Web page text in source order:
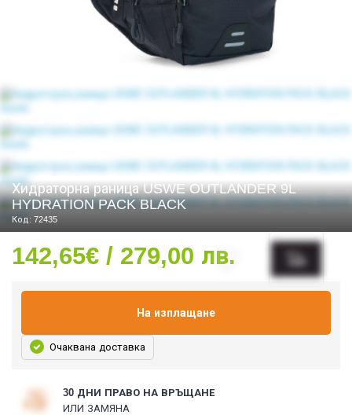
ЕКИПИРОВКА
Хидраторна раница USWE OUTLANDER 9L
HYDRATION PACK BLACK
Код: 72435
142,65€ / 279,00 лв.
На изплащане
Очаквана доставка
30 ДНИ ПРАВО НА ВРЪЩАНЕ
ИЛИ ЗАМЯНА